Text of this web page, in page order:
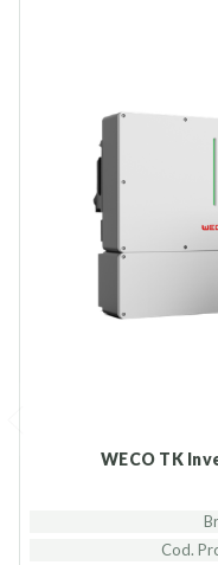
WECO TK
Cod.